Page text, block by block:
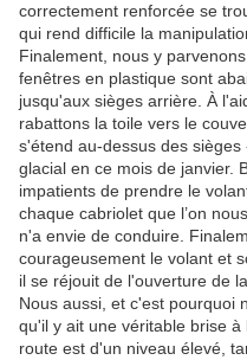
correctement renforcée se
qui rend difficile la
Finalement, nous y
fenêtres en plastique sont
jusqu'aux sièges arrière. À
rabattons la toile vers le
s'étend au-dessus des
glacial en ce mois de janvier.
impatients de prendre le
chaque cabriolet que l’on
n'a envie de conduire.
courageusement le volant et
il se réjouit de l'ouverture de
Nous aussi, et c'est pourquoi
qu'il y ait une véritable brise à
route est d'un niveau élevé,